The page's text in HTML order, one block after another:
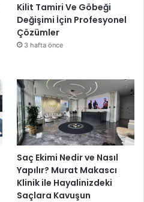
Kilit Tamiri Ve Göbeği
Değişimi İçin Profesyonel
Çözümler
3 hafta önce
Saç Ekimi Nedir ve Nasıl
Yapılır? Murat Makascı
Klinik ile Hayalinizdeki
Saçlara Kavuşun